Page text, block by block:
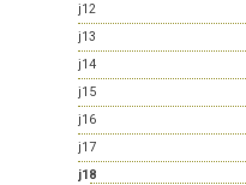
j12
j13
j14
j15
j16
j17
j18